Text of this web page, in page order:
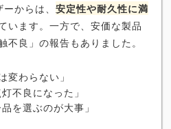
からは、 安定性や耐久性に満
います。一方で、安価な製品
不良」の報告もありました。
変わらない」
不良になった」
を選ぶのが大事」